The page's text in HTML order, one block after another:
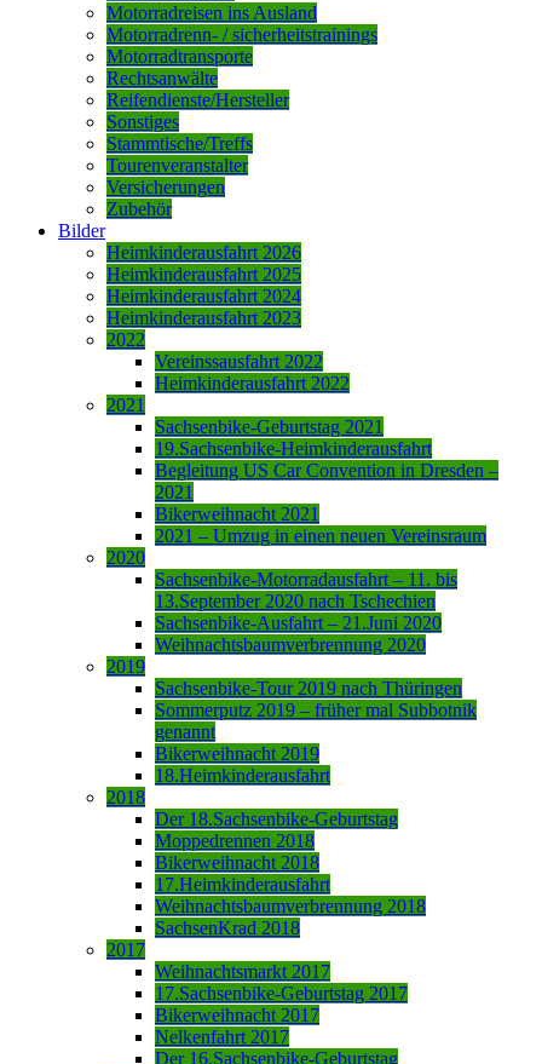
Motorradreisen ins Ausland
Motorradrenn- / sicherheitstrainings
Motorradtransporte
Rechtsanwälte
Reifendienste/Hersteller
Sonstiges
Stammtische/Treffs
Tourenveranstalter
Versicherungen
Zubehör
Bilder
Heimkinderausfahrt 2026
Heimkinderausfahrt 2025
Heimkinderausfahrt 2024
Heimkinderausfahrt 2023
2022
Vereinssausfahrt 2022
Heimkinderausfahrt 2022
2021
Sachsenbike-Geburtstag 2021
19.Sachsenbike-Heimkinderausfahrt
Begleitung US Car Convention in Dresden –
2021
Bikerweihnacht 2021
2021 – Umzug in einen neuen Vereinsraum
2020
Sachsenbike-Motorradausfahrt – 11. bis
13.September 2020 nach Tschechien
Sachsenbike-Ausfahrt – 21.Juni 2020
Weihnachtsbaumverbrennung 2020
2019
Sachsenbike-Tour 2019 nach Thüringen
Sommerputz 2019 – früher mal Subbotnik
genannt
Bikerweihnacht 2019
18.Heimkinderausfahrt
2018
Der 18.Sachsenbike-Geburtstag
Moppedrennen 2018
Bikerweihnacht 2018
17.Heimkinderausfahrt
Weihnachtsbaumverbrennung 2018
SachsenKrad 2018
2017
Weihnachtsmarkt 2017
17.Sachsenbike-Geburtstag 2017
Bikerweihnacht 2017
Nelkenfahrt 2017
Der 16.Sachsenbike-Geburtstag